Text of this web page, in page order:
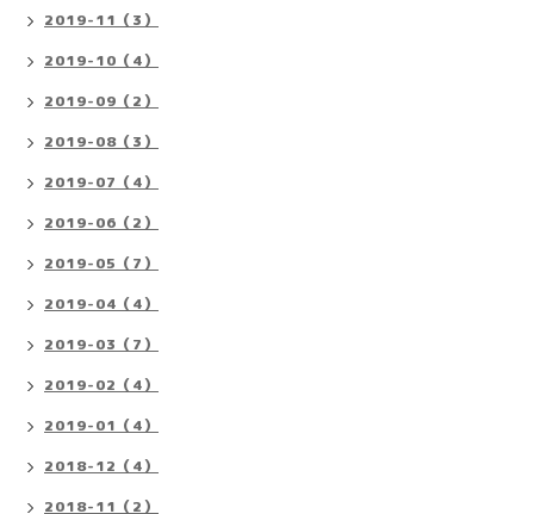
2019-11（3）
2019-10（4）
2019-09（2）
2019-08（3）
2019-07（4）
2019-06（2）
2019-05（7）
2019-04（4）
2019-03（7）
2019-02（4）
2019-01（4）
2018-12（4）
2018-11（2）